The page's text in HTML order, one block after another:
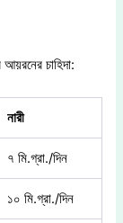
চাহিদা:
নারী
৭ মি.গ্রা./দিন
১০ মি.গ্রা./দিন